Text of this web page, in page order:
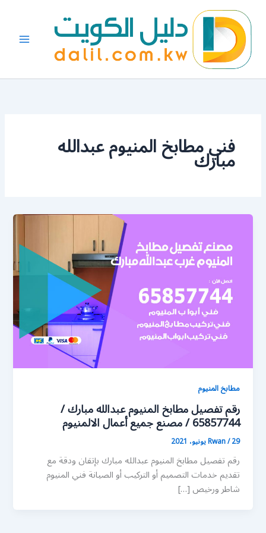
المحتوى
فني مطابخ المنيوم عبدالله
مبارك
مطابخ المنيوم
رقم تفصيل مطابخ المنيوم عبدالله مبارك /
65857744 / مصنع جميع أعمال الالمنيوم
Rwan/29 يونيو، 2021
رقم تفصيل مطابخ المنيوم عبدالله مبارك بإتقان ودقة مع
تقديم خدمات التصميم أو التركيب أو الصيانة فني المنيوم
شاطر ورخيص […]